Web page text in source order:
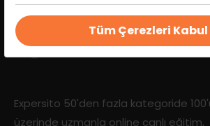
Tüm Çerezleri Kabul
Expersito 50'den fazla kategoride
üzerinde uzmanla online canlı eğitim,